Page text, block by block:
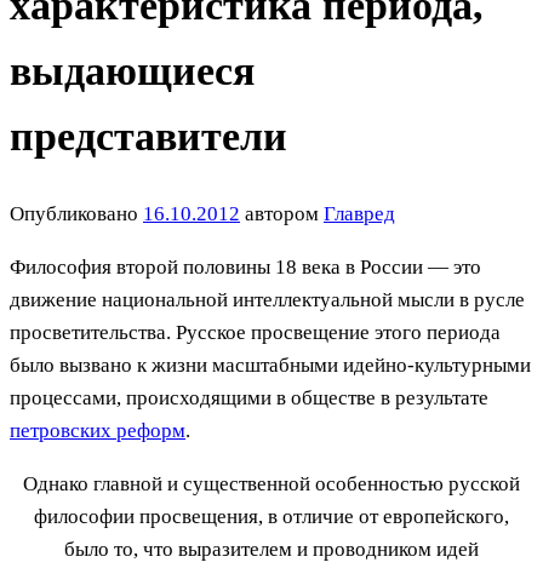
выдающиеся
представители
Опубликовано 16.10.2012 автором Главред
Философия второй половины 18 века в России — это
движение национальной интеллектуальной мысли в русле
просветительства. Русское просвещение этого периода
было вызвано к жизни масштабными идейно-культурными
процессами, происходящими в обществе в результате
петровских реформ.
Однако главной и существенной особенностью русской
философии просвещения, в отличие от европейского,
было то, что выразителем и проводником идей